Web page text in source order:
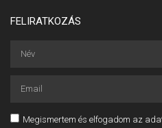
FELIRATKOZÁS
Megismertem és elfogadom az